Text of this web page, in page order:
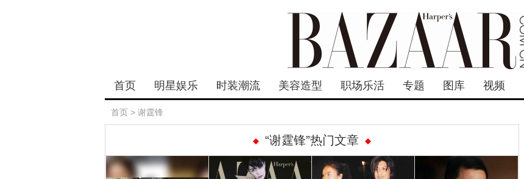
首页 明星娱乐 时装潮流 美容造型 职场乐活 专题 图库 视频
首页 > 谢霆锋
“谢霆锋”热门文章